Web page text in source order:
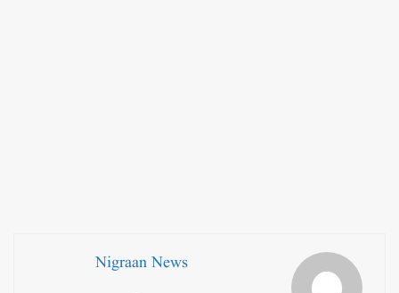
Nigraan News